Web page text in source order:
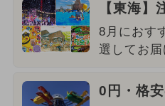
【東海】
8月におす
選してお届
0円・格